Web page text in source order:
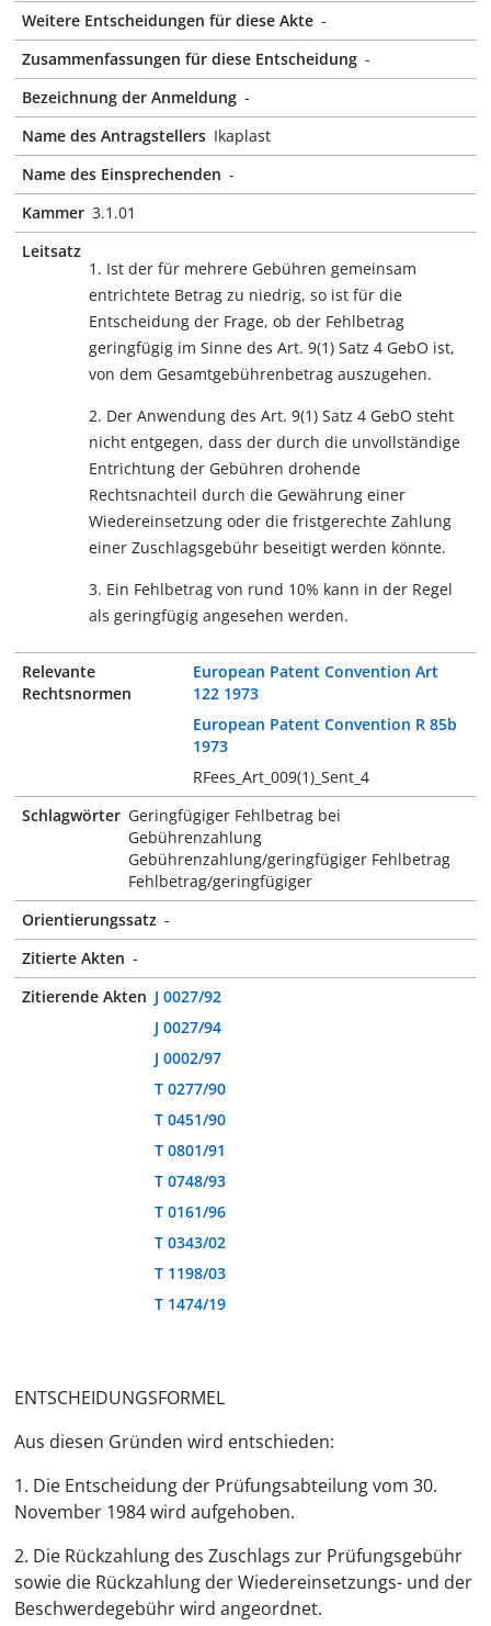
Weitere Entscheidungen für diese Akte -
Zusammenfassungen für diese Entscheidung -
Bezeichnung der Anmeldung -
Name des Antragstellers Ikaplast
Name des Einsprechenden -
Kammer 3.1.01
Leitsatz
1. Ist der für mehrere Gebühren gemeinsam
entrichtete Betrag zu niedrig, so ist für die
Entscheidung der Frage, ob der Fehlbetrag
geringfügig im Sinne des Art. 9(1) Satz 4 GebO ist,
von dem Gesamtgebührenbetrag auszugehen.
2. Der Anwendung des Art. 9(1) Satz 4 GebO steht
nicht entgegen, dass der durch die unvollständige
Entrichtung der Gebühren drohende
Rechtsnachteil durch die Gewährung einer
Wiedereinsetzung oder die fristgerechte Zahlung
einer Zuschlagsgebühr beseitigt werden könnte.
3. Ein Fehlbetrag von rund 10% kann in der Regel
als geringfügig angesehen werden.
Relevante
Rechtsnormen
European Patent Convention Art
122 1973
European Patent Convention R 85b
1973
RFees_Art_009(1)_Sent_4
Schlagwörter Geringfügiger Fehlbetrag bei
Gebührenzahlung
Gebührenzahlung/geringfügiger Fehlbetrag
Fehlbetrag/geringfügiger
Orientierungssatz -
Zitierte Akten -
Zitierende Akten J 0027/92
J 0027/94
J 0002/97
T 0277/90
T 0451/90
T 0801/91
T 0748/93
T 0161/96
T 0343/02
T 1198/03
T 1474/19
ENTSCHEIDUNGSFORMEL
Aus diesen Gründen wird entschieden:
1. Die Entscheidung der Prüfungsabteilung vom 30.
November 1984 wird aufgehoben.
2. Die Rückzahlung des Zuschlags zur Prüfungsgebühr
sowie die Rückzahlung der Wiedereinsetzungs- und der
Beschwerdegebühr wird angeordnet.